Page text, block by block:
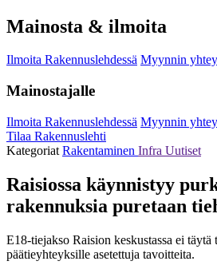
Mainosta & ilmoita
Ilmoita Rakennuslehdessä Myynnin
Mainostajalle
Ilmoita Rakennuslehdessä Myynnin
Tilaa Rakennuslehti
Kategoriat Rakentaminen Infra Uutiset
Raisiossa käynnistyy
rakennuksia puretaan
E18-tiejakso Raision keskustassa ei
päätieyhteyksille asetettuja tavoitteita.